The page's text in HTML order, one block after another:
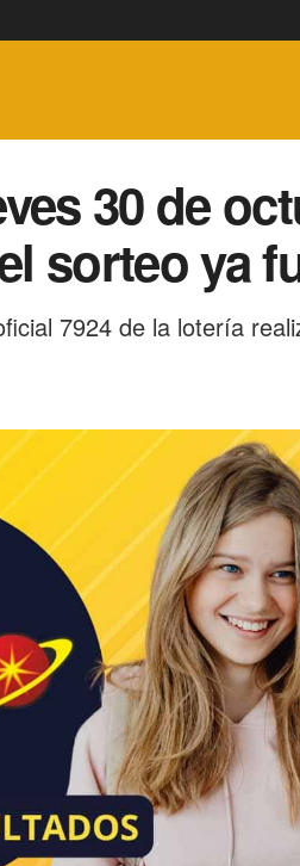
30 de
sorteo ya
7924 de la lotería